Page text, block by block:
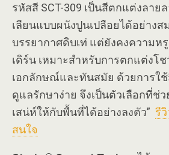
รหัสสี SCT-309 เป็นสีตกแต่งลา
เลียนแบบผนังปูนเปลือยได้อย่างส
บรรยากาศดิบเท่ แต่ยังคงความห
เดิร์น เหมาะสำหรับการตกแต่งโ
เอกลักษณ์และทันสมัย ด้วยการใช้
ดูแลรักษาง่าย จึงเป็นตัวเลือกที่ช่
เสน่ห์ให้กับพื้นที่ได้อย่างลงตัว” รี
สนใจ